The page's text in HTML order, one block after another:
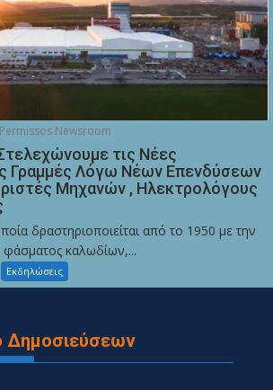
Permissos Newsroom
τις Νέες
Γραμμές Λόγω Νέων Επενδύσεων
Μηχανών , Ηλεκτρολόγους
δραστηριοποιείται από το 1950 με την
καλωδίων,...
Εκδηλώσεις
Δημοσιεύσεων